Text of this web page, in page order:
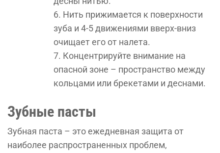
Нить прижимается к поверхности
зуба и 4-5 движениями вверх-вниз
очищает его от налета.
Концентрируйте внимание на
опасной зоне – пространство между
кольцами или брекетами и деснами.
Зубные пасты
Зубная паста – это ежедневная защита от
наиболее распространенных проблем,